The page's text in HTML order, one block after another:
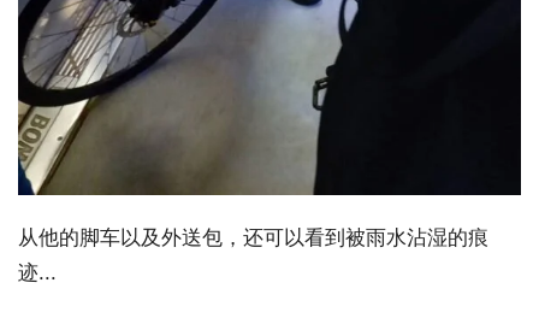
从他的脚车以及外送包，还可以看到被雨水沾湿的痕
迹...